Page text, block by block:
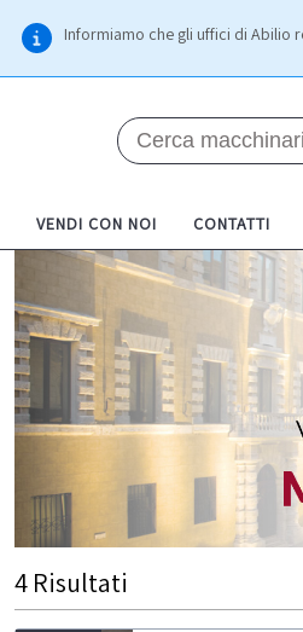
Informiamo che gli uffici di Abilio
VENDI CON NOI CONTATTI
4 Risultati